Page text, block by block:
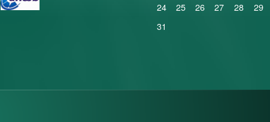
24
25 26 27 28 29
31